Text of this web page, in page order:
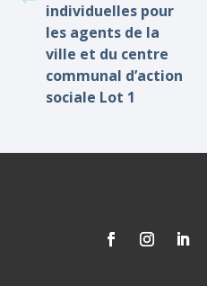
individuelles pour
les agents de la
ville et du centre
communal d’action
sociale Lot 1